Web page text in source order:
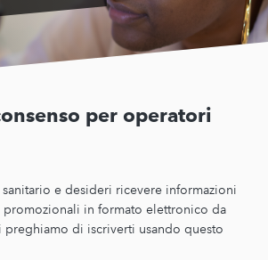
per operatori
e desideri ricevere informazioni
in formato elettronico da
preghiamo di iscriverti usando questo